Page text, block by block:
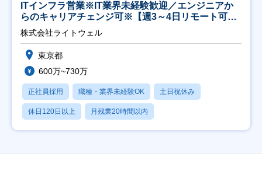
ITインフラ営業※IT業界未経験歓迎／エンジニアか
らのキャリアチェンジ可※【週3～4日リモート可
能】
株式会社ライトウェル
東京都
600万~730万
正社員採用 職種・業界未経験OK 土日祝休み
休日120日以上 月残業20時間以内